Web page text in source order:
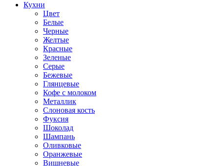
Кухни
Цвет
Белые
Черные
Желтые
Красные
Зеленые
Серые
Бежевые
Глянцевые
Кофе с молоком
Металлик
Слоновая кость
Фуксия
Шоколад
Шампань
Оливковые
Оранжевые
Вишневые